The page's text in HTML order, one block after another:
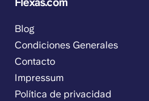
Blog
Condiciones Generales
Contacto
Impressum
Política de privacidad